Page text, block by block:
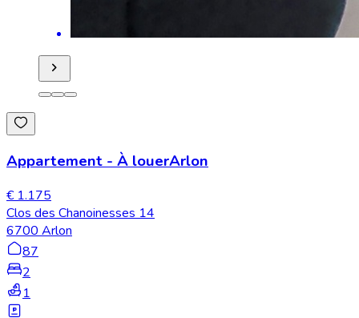
Appartement - À louerArlon
€ 1.175
Clos des Chanoinesses 14
6700 Arlon
87
2
1